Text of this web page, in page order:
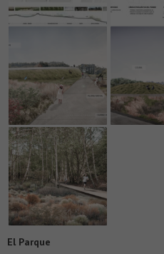
El Parque